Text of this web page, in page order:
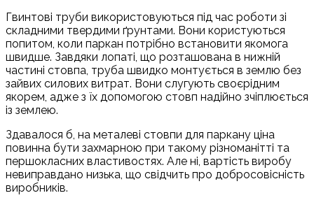
Гвинтові труби використовуються під час роботи зі
складними твердими ґрунтами. Вони користуються
попитом, коли паркан потрібно встановити якомога
швидше. Завдяки лопаті, що розташована в нижній
частині стовпа, труба швидко монтується в землю без
зайвих силових витрат. Вони слугують своєрідним
якорем, адже з їх допомогою стовп надійно зчіплюється
із землею.
Здавалося б, на металеві стовпи для паркану ціна
повинна бути захмарною при такому різноманітті та
першокласних властивостях. Але ні, вартість виробу
невиправдано низька, що свідчить про добросовісність
виробників.